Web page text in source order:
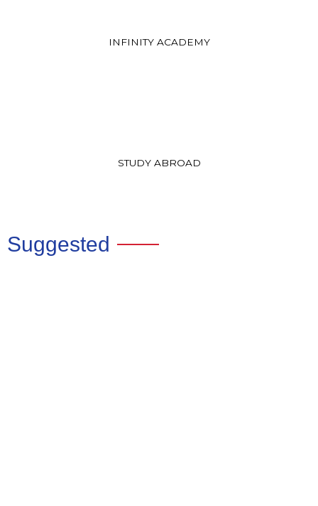
INFINITY ACADEMY
STUDY ABROAD
Suggested